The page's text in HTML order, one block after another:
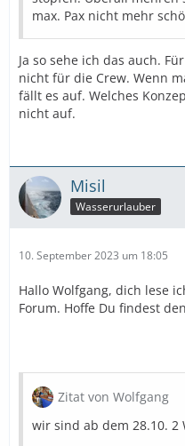
max. Pax nicht mehr
Ja so sehe ich das auch.
nicht für die Crew. Wenn
fällt es auf. Welches
nicht auf.
Misil
Wasserurlauber
10. September 2023 um 18:05
Hallo Wolfgang, dich lese
Forum. Hoffe Du findest
Zitat von Wolfgang
wir sind ab dem 28.10. 2